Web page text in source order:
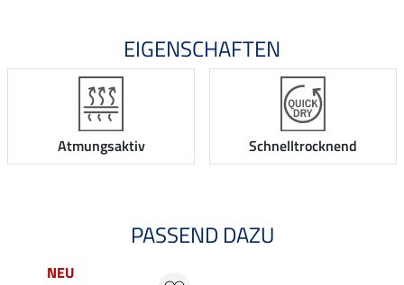
EIGENSCHAFTEN
Atmungsaktiv Schnelltrocknend
PASSEND DAZU
NEU